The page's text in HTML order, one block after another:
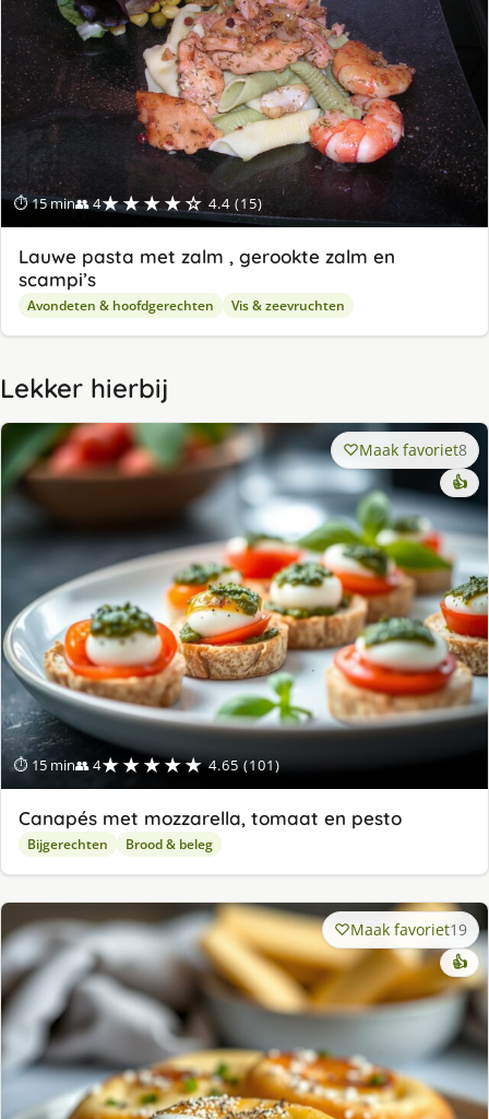
⏱ 15 min👥 4★★★★☆ 4.4 (15)
Lauwe pasta met zalm , gerookte zalm en
scampi’s
Avondeten & hoofdgerechten Vis & zeevruchten
Lekker hierbij
⏱ 15 min👥 4★★★★★ 4.65 (101)
Maak favoriet8
👍
Canapés met mozzarella, tomaat en pesto
Bijgerechten Brood & beleg
Maak favoriet19
👍